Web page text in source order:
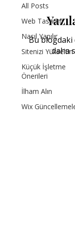
All Posts
Web Tasarım
Nasıl Yapılır
Sitenizi Yükseltin
Küçük İşletme
Önerileri
İlham Alın
Wix
Bu blogdaki
daha